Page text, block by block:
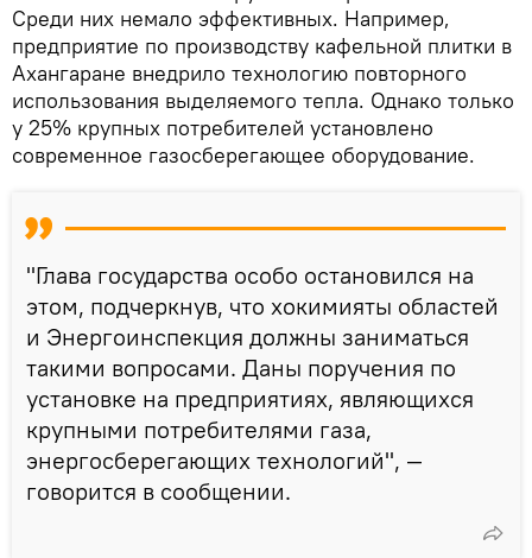
Среди них немало эффективных. Например,
предприятие по производству кафельной плитки в
Ахангаране внедрило технологию повторного
использования выделяемого тепла. Однако только
у 25% крупных потребителей установлено
современное газосберегающее оборудование.
"Глава государства особо остановился на
этом, подчеркнув, что хокимияты областей
и Энергоинспекция должны заниматься
такими вопросами. Даны поручения по
установке на предприятиях, являющихся
крупными потребителями газа,
энергосберегающих технологий", —
говорится в сообщении.